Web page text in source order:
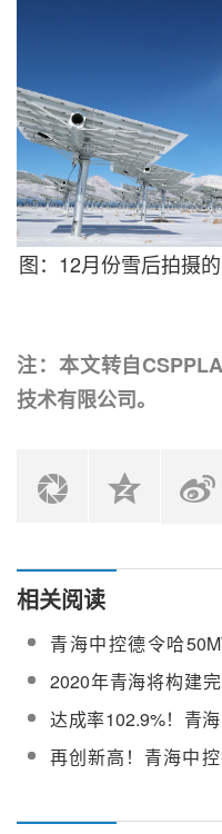
图：12月份雪后拍摄
注：本文转自
技术有限公司。
相关阅读
青海中控德令哈
光热电站运行数
布，近期电站表现优
2020年青海将构建
的光伏、光热、储
业链条
达成率102.9%！青
控德令哈50MW光
站2月运行数据再创
再创新高！青海中